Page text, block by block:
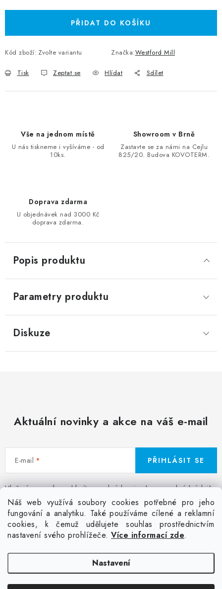
Náš web využívá soubory cookies potřebné pro jeho
fungování a analytiku. Také používáme cílené a reklamní
cookies, k čemuž udělujete souhlas prostřednictvím
nastavení svého prohlížeče. Více informací zde.
Nastavení
PŘIDAT DO KOŠÍKU
Kód zboží: Zvolte variantu Značka:Westford Mill
Tisk Zeptat se Hlídat Sdílet
Vše na jednom místě
U nás tiskneme i vyšíváme - od
10ks.
Showroom v Brně
Zastavte se za námi na Cejlu
825/20. Budova KOVOTERM.
Doprava zdarma
U objednávek nad 3000 Kč
doprava zdarma.
Popis produktu
Parametry produktu
Diskuze
Aktuální novinky a akce na váš e-mail
E-mail
Vložením e-mailu souhlasíte spodmínkami ochrany osobních údajů
PŘIHLÁSIT SE
Facebook Kontakt Jak nakupovat
Poptávka potisku textilu
Akce a slevy GDPR + cookies Obchodní podmínky
Doprava
Copyright 2026Colordot.cz. Všechna práva vyhrazena.Upravit nastavení